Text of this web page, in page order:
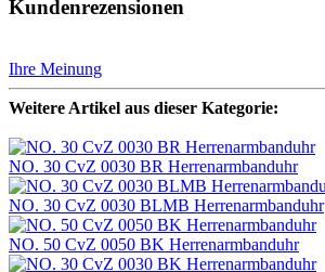
Kundenrezensionen
Ihre Meinung
Weitere Artikel aus dieser Kategorie:
NO. 30 CvZ 0030 BR Herrenarmbanduhr
NO. 30 CvZ 0030 BLMB Herrenarmbanduhr
NO. 50 CvZ 0050 BK Herrenarmbanduhr